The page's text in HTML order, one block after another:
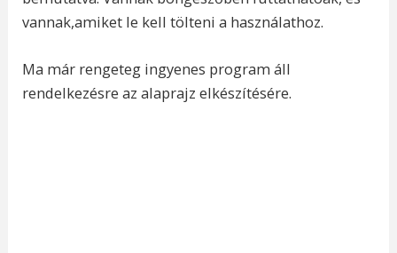
vannak,amiket le kell tölteni a használathoz.
Ma már rengeteg ingyenes program áll
rendelkezésre az alaprajz elkészítésére.